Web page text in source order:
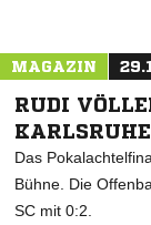
MAGAZIN
RUDI
Das
Bühne. Die
SC mit 0:2.